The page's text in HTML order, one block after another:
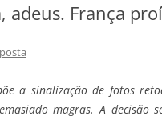
adeus. França
a sinalização de fotos
magras. A